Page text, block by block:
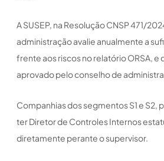
A SUSEP, na Resolução CNSP 471/
administração avalie anualmente a
frente aos riscos no relatório ORSA, e
aprovado pelo conselho de
Companhias dos segmentos S1 e S2,
ter Diretor de Controles Internos
diretamente perante o supervisor.